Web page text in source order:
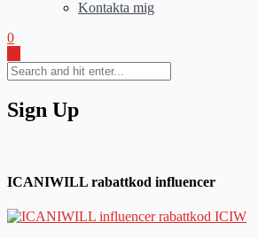
Kontakta mig
0
Sign Up
ICANIWILL rabattkod influencer